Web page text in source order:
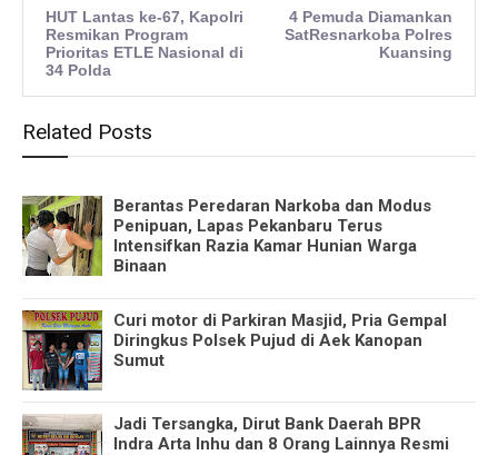
HUT Lantas ke-67, Kapolri
Resmikan Program
Prioritas ETLE Nasional di
34 Polda
4 Pemuda Diamankan
SatResnarkoba Polres
Kuansing
Related Posts
Berantas Peredaran Narkoba dan Modus
Penipuan, Lapas Pekanbaru Terus
Intensifkan Razia Kamar Hunian Warga
Binaan
Curi motor di Parkiran Masjid, Pria Gempal
Diringkus Polsek Pujud di Aek Kanopan
Sumut
Jadi Tersangka, Dirut Bank Daerah BPR
Indra Arta Inhu dan 8 Orang Lainnya Resmi